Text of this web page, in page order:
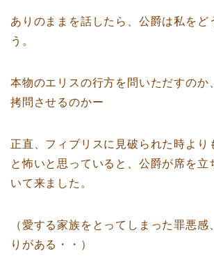
ありのままを話したら、公爵は私をど
う。
本物のエリスの行方を問いただすのか
拷問させるのかー
正直、フィブリスに見破られた時より
と怖いと思っていると、公爵が席を立
いて来ました。
（愛する家族をとってしまった罪悪感
りがある・・）